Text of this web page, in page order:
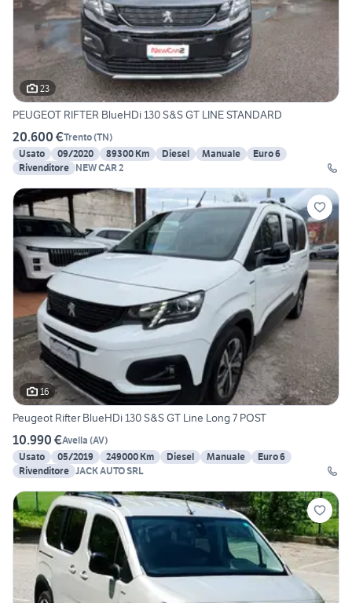
23
PEUGEOT RIFTER BlueHDi 130 S&S GT LINE STANDARD
20.600 €Trento(TN)
Usato
09/2020 89300 Km Diesel Manuale
Euro 6
Rivenditore NEW CAR 2
16
Peugeot Rifter BlueHDi 130 S&S GT Line Long 7 POST
10.990 €Avella (AV)
Usato
05/2019 249000 Km Diesel Manuale
Euro 6
Rivenditore JACK AUTO SRL